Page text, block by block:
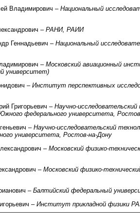
Владимирович – Национальный
– РАНИ, РАИИ
Геннадьевич – Национальный
– Московский авиационный
университет)
– Институт перспективных
Григорьевич – Научно-
федерального университета,
– Научно-исследовательский
университета, Ростов-на-Дону
– Московский физико-
– Московский физико-
– Балтийский федеральный
– Институт прикладной физики